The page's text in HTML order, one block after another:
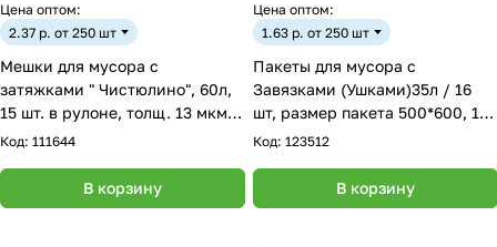
Цена оптом:
2.37 р. от 250 шт
Мешки для мусора с
затяжками " Чистюлино", 60л,
15 шт. в рулоне, толщ. 13 мкм,
цв.желтый ( с красно
Код: 111644
В корзину
Цена оптом:
1.63 р. от 250 шт
Пакеты для мусора с
Завязками (Ушками)35л / 16
шт, размер пакета 500*600, 12
мкм.
Код: 123512
В корзину